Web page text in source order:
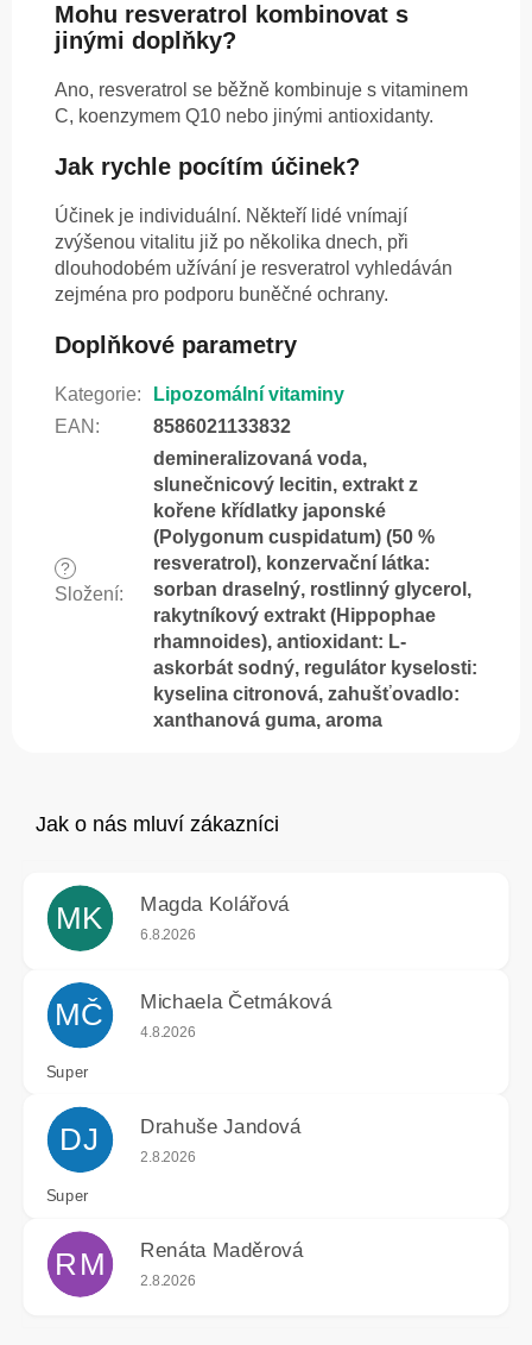
Mohu resveratrol kombinovat s
jinými doplňky?
Ano, resveratrol se běžně kombinuje s vitaminem
C, koenzymem Q10 nebo jinými antioxidanty.
Jak rychle pocítím účinek?
Účinek je individuální. Někteří lidé vnímají
zvýšenou vitalitu již po několika dnech, při
dlouhodobém užívání je resveratrol vyhledáván
zejména pro podporu buněčné ochrany.
Doplňkové parametry
Kategorie:
Lipozomální vitaminy
EAN : 8586021133832
?
Složení:
demineralizovaná voda,
slunečnicový lecitin, extrakt z
kořene křídlatky japonské
(Polygonum cuspidatum) (50 %
resveratrol), konzervační látka:
sorban draselný, rostlinný glycerol,
rakytníkový extrakt (Hippophae
rhamnoides), antioxidant: L-
askorbát sodný, regulátor kyselosti:
kyselina citronová, zahušťovadlo:
xanthanová guma, aroma
MK Magda Kolářová
Hodnocení obchodu je 5 z 5 hvězdiček.
6.8.2026
MČ Michaela Četmáková
Hodnocení obchodu je 5 z 5 hvězdiček.
4.8.2026
Super
DJ Drahuše Jandová
Hodnocení obchodu je 5 z 5 hvězdiček.
2.8.2026
Super
RM Renáta Maděrová
Hodnocení obchodu je 5 z 5 hvězdiček.
2.8.2026